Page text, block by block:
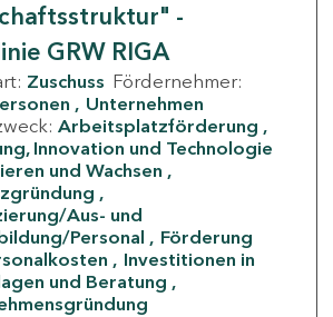
-
GRW RIGA
Zuschuss Fördernehmer:
Unternehmen
Arbeitsplatzförderung
Innovation und Technologie
und Wachsen
Aus- und
Personal
Förderung
Investitionen in
und Beratung